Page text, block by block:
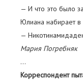
— И что это было
Юлиана набирает в
—
Мария Погребняк
…
Корреспондент